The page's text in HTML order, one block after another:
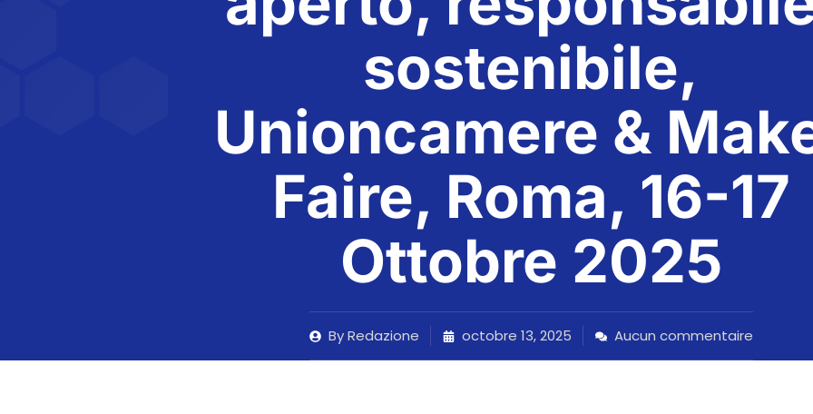
sostenibile,
Unioncamere &
Faire, Roma, 16-17
Ottobre 2025
ByRedazione octobre 13, 2025 Aucun commentaire